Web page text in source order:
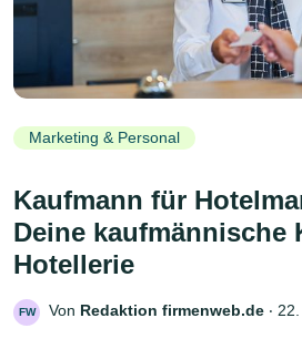
Marketing & Personal
Kaufmann für
Deine kaufmännische
Hotellerie
FW Von Redaktion firmenweb.de ‧